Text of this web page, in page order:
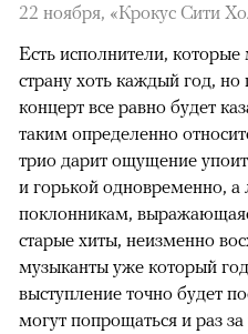
22 ноября, «Крокус Сити
Есть исполнители,
страну хоть каждый год, но
концерт все равно будет
таким определенно
трио дарит ощущение
и горькой одновременно,
поклонникам,
старые хиты, неизменно
музыканты уже который
выступление точно будет
могут попрощаться и раз